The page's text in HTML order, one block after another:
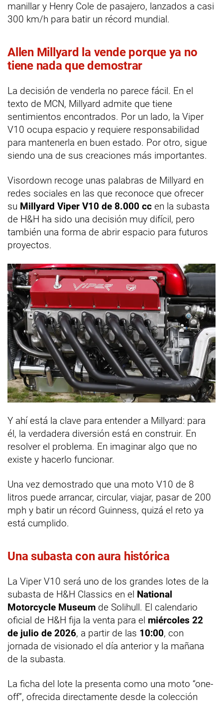
manillar y Henry Cole de pasajero, lanzados a casi
300 km/h para batir un récord mundial.
Allen Millyard la vende porque ya no
tiene nada que demostrar
La decisión de venderla no parece fácil. En el
texto de MCN, Millyard admite que tiene
sentimientos encontrados. Por un lado, la Viper
V10 ocupa espacio y requiere responsabilidad
para mantenerla en buen estado. Por otro, sigue
siendo una de sus creaciones más importantes.
Visordown recoge unas palabras de Millyard en
redes sociales en las que reconoce que ofrecer
su Millyard Viper V10 de 8.000 cc en la subasta
de H&H ha sido una decisión muy difícil, pero
también una forma de abrir espacio para futuros
proyectos.
Y ahí está la clave para entender a Millyard: para
él, la verdadera diversión está en construir. En
resolver el problema. En imaginar algo que no
existe y hacerlo funcionar.
Una vez demostrado que una moto V10 de 8
litros puede arrancar, circular, viajar, pasar de 200
mph y batir un récord Guinness, quizá el reto ya
está cumplido.
Una subasta con aura histórica
La Viper V10 será uno de los grandes lotes de la
subasta de H&H Classics en el National
Motorcycle Museum de Solihull. El calendario
oficial de H&H fija la venta para el miércoles 22
de julio de 2026, a partir de las 10:00, con
jornada de visionado el día anterior y la mañana
de la subasta.
La ficha del lote la presenta como una moto “one-
off”, ofrecida directamente desde la colección